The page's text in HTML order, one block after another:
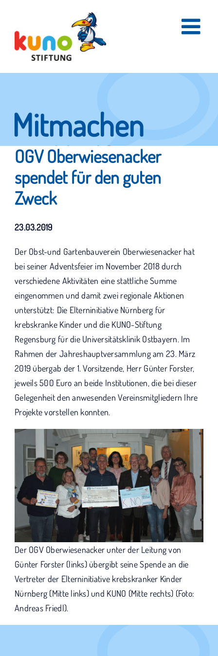
content
Mitmachen
und helfen.
Hier erfahren Sie, wie fleißige Helfer
OGV Oberwiesenacker
spendet für den guten
Zweck
23.03.2019
Der Obst-und Gartenbauverein Oberwiesenacker hat
bei seiner Adventsfeier im November 2018 durch
verschiedene Aktivitäten eine stattliche Summe
eingenommen und damit zwei regionale Aktionen
unterstützt: Die Elterninitiative Nürnberg für
krebskranke Kinder und die KUNO-Stiftung
Regensburg für die Universitätsklinik Ostbayern. Im
Rahmen der Jahreshauptversammlung am 23. März
2019 übergab der 1. Vorsitzende, Herr Günter Forster,
jeweils 500 Euro an beide Institutionen, die bei dieser
Gelegenheit den anwesenden Vereinsmitgliedern Ihre
Projekte vorstellen konnten.
Der OGV Oberwiesenacker unter der Leitung von
Günter Forster (links) übergibt seine Spende an die
Vertreter der Elterninitiative krebskranker Kinder
Nürnberg (Mitte links) und KUNO (Mitte rechts) (Foto:
Andreas Friedl).